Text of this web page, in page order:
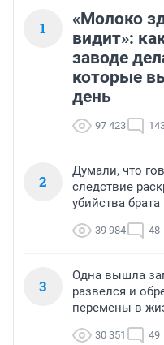
1
«Молоко
видит»:
заводе
которые
день
97 423
2
Думали, что
следствие
убийства
39 984 48
3
Одна вышла
развелся и
перемены в
30 351 49